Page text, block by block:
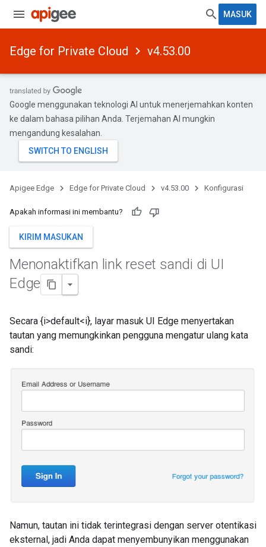
MASUK
Edge for Private Cloud v4.53.00
Google menggunakan teknologi AI untuk menerjemahkan konten
ke dalam bahasa pilihan Anda. Terjemahan AI mungkin
mengandung kesalahan.
Apigee Edge Edge for Private Cloud v4.53.00 Konfigurasi
Apakah informasi ini membantu?
KIRIM MASUKAN
Menonaktifkan link reset sandi di UI
Edge
Secara {i>default<i}, layar masuk UI Edge menyertakan
tautan yang memungkinkan pengguna mengatur ulang kata
sandi:
Namun, tautan ini tidak terintegrasi dengan server otentikasi
eksternal, jadi Anda dapat menyembunyikan menggunakan